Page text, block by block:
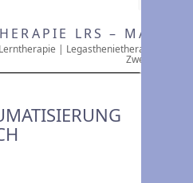
LRS – MARIE
| Legasthenietherapie |
Zweitsprache